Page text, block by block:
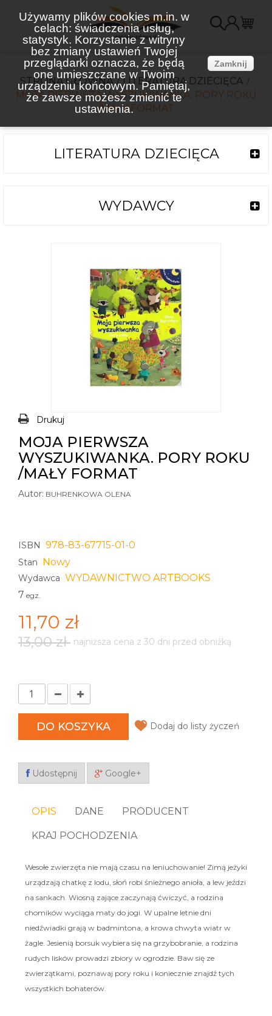
Używamy plików cookies m.in. w
celach: świadczenia usług,
statystyk. Korzystanie z witryny
bez zmiany ustawień Twojej
przeglądarki oznacza, że będą
one umieszczane w Twoim
urządzeniu końcowym. Pamiętaj,
że zawsze możesz zmienić te
ustawienia.
Zamknij
STRONA GŁÓWNA
LITERATURA DZIECIĘCA
MOJA PIERWSZA WYSZUKIWANKA. PORY ROKU
/MAŁY FORMAT
LITERATURA DZIECIĘCA
WYDAWCY
Drukuj
MOJA PIERWSZA
WYSZUKIWANKA. PORY ROKU
/MAŁY FORMAT
Autor: BUHRENKOWA OLENA
ISBN 978-83-67715-01-0
Stan Nowy
Wydawca WYDAWNICTWO ARTBOOKS
7 egz.
11,70 zł
13,00 zł najniższa cena z 30 dni przed obniżką
DO KOSZYKA Dodaj do listy życzeń
Udostępnij Google+
OPIS DANE PRODUCENT
KRAJ POCHODZENIA
Wesołe zwierzęta nie mają czasu na leniuchowanie! Zimą jeżyki
urządzają chatkę z lodu, słoń robi śnieżnego anioła, a lew jeździ
na sankach. Wiosną zające zaczynają ćwiczyć, a rodzina
chomików wyciąga maty do jogi. W upalne letnie dni
niedźwiadki grają w badmintona, a krowa chwyta wiatr w
żagle. Jesienią borsuk wybiera się na grzybobranie, a rodzina
rudych lisków prowadzi zbiory w ogrodzie. Baw się ze
zwierzątkami, poznawaj pory roku i koniecznie znajdź tych
wszystkich bohaterów.